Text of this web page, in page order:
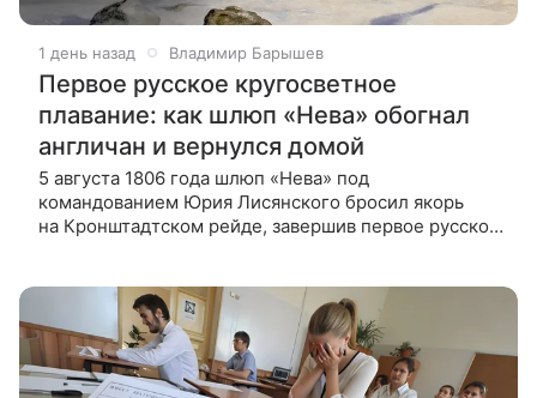
1 день назад Владимир Барышев
Первое русское кругосветное
плавание: как шлюп «Нева» обогнал
англичан и вернулся домой
5 августа 1806 года шлюп «Нева» под
командованием Юрия Лисянского бросил якорь
на Кронштадтском рейде, завершив первое русское